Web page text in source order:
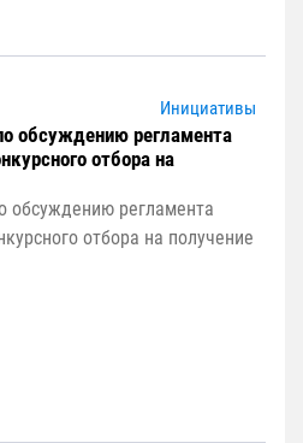
Инициативы
обсуждению регламента
отбора на
обсуждению регламента
отбора на получение